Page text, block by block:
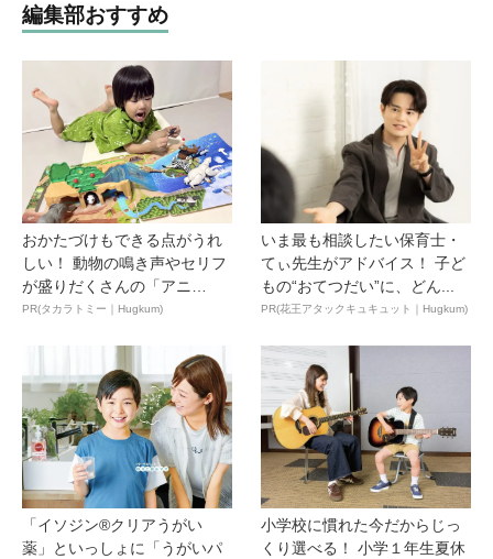
編集部おすすめ
おかたづけもできる点がうれ
しい！ 動物の鳴き声やセリフ
が盛りだくさんの「アニ
ア ...
PR(タカラトミー｜Hugkum)
いま最も相談したい保育士・
てぃ先生がアドバイス！ 子ど
もの“おてつだい”に、どん...
PR(花王アタックキュキュット｜Hugkum)
「イソジン®クリアうがい
薬」といっしょに「うがいパ
小学校に慣れた今だからじっ
くり選べる！ 小学１年生夏休